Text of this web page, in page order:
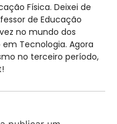
Física. Deixei de
de Educação
no mundo dos
Tecnologia. Agora
no terceiro período,